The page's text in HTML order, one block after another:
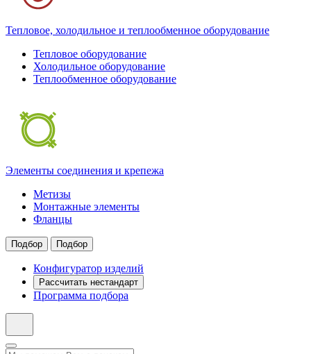
Тепловое, холодильное и теплообменное оборудование
Тепловое оборудование
Холодильное оборудование
Теплообменное оборудование
Элементы соединения и крепежа
Метизы
Монтажные элементы
Фланцы
Подбор Подбор
Конфигуратор изделий
Рассчитать нестандарт
Программа подбора